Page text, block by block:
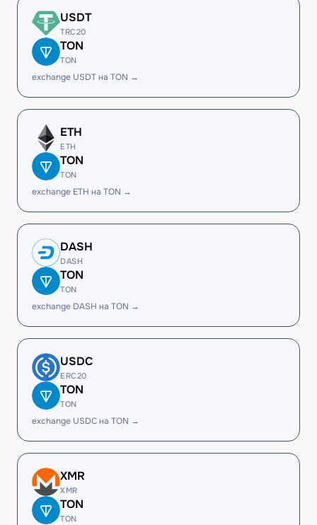
USDT
TRC20
TON
TON
exchange USDT на TON →
ETH
ETH
TON
TON
exchange ETH на TON →
DASH
DASH
TON
TON
exchange DASH на TON →
USDC
ERC20
TON
TON
exchange USDC на TON →
XMR
XMR
TON
TON